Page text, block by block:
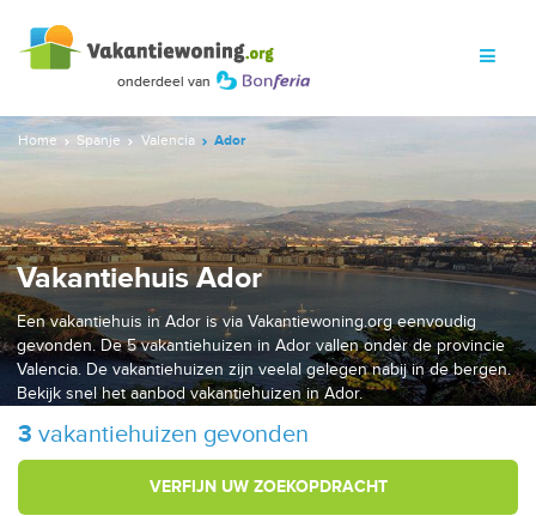
Home Spanje Valencia Ador
Vakantiehuis Ador
Een vakantiehuis in Ador is via Vakantiewoning.org eenvoudig
gevonden. De 5 vakantiehuizen in Ador vallen onder de provincie
Valencia. De vakantiehuizen zijn veelal gelegen nabij in de bergen.
Bekijk snel het aanbod vakantiehuizen in Ador.
3 vakantiehuizen gevonden
VERFIJN UW ZOEKOPDRACHT